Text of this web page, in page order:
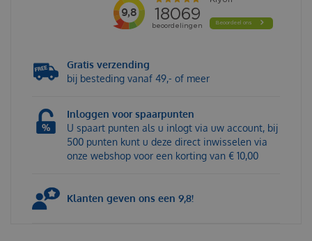
Gratis verzending
bij besteding vanaf 49,- of meer
Inloggen voor spaarpunten
U spaart punten als u inlogt via uw account, bij
500 punten kunt u deze direct inwisselen via
onze webshop voor een korting van € 10,00
Klanten geven ons een 9,8!